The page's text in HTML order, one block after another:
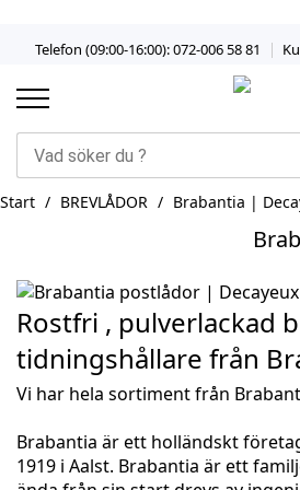
Content
Telefon (09:00-16:00): 072-006 58 81
Start BREVLÅDOR Brabantia |
Rostfri , pulverlackad
tidningshållare från
Vi har hela sortiment från
Brabantia är ett holländskt
1919 i Aalst. Brabantia är ett